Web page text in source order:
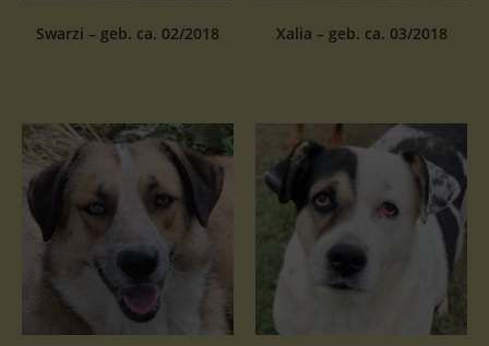
Swarzi – geb. ca. 02/2018 Xalia – geb. ca. 03/2018